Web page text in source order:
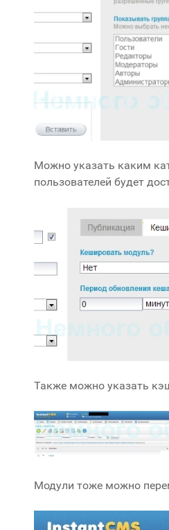
Можно указать каким
пользователей будет
Также можно указать
Модули тоже можно